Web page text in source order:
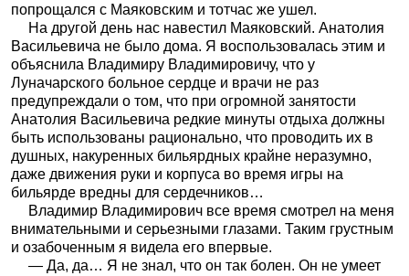
попрощался с Маяковским и тотчас же ушел.
На другой день нас навестил Маяковский. Анатолия
Васильевича не было дома. Я воспользовалась этим и
объяснила Владимиру Владимировичу, что у
Луначарского больное сердце и врачи не раз
предупреждали о том, что при огромной занятости
Анатолия Васильевича редкие минуты отдыха должны
быть использованы рационально, что проводить их в
душных, накуренных бильярдных крайне неразумно,
даже движения руки и корпуса во время игры на
бильярде вредны для сердечников…
Владимир Владимирович все время смотрел на меня
внимательными и серьезными глазами. Таким грустным
и озабоченным я видела его впервые.
— Да, да… Я не знал, что он так болен. Он не умеет